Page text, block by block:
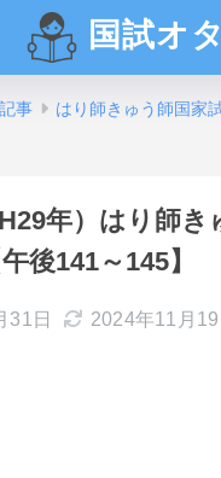
国試オ
事 はり師きゅう師国家
年）はり師き
後141～145】
31日 2024年11月19